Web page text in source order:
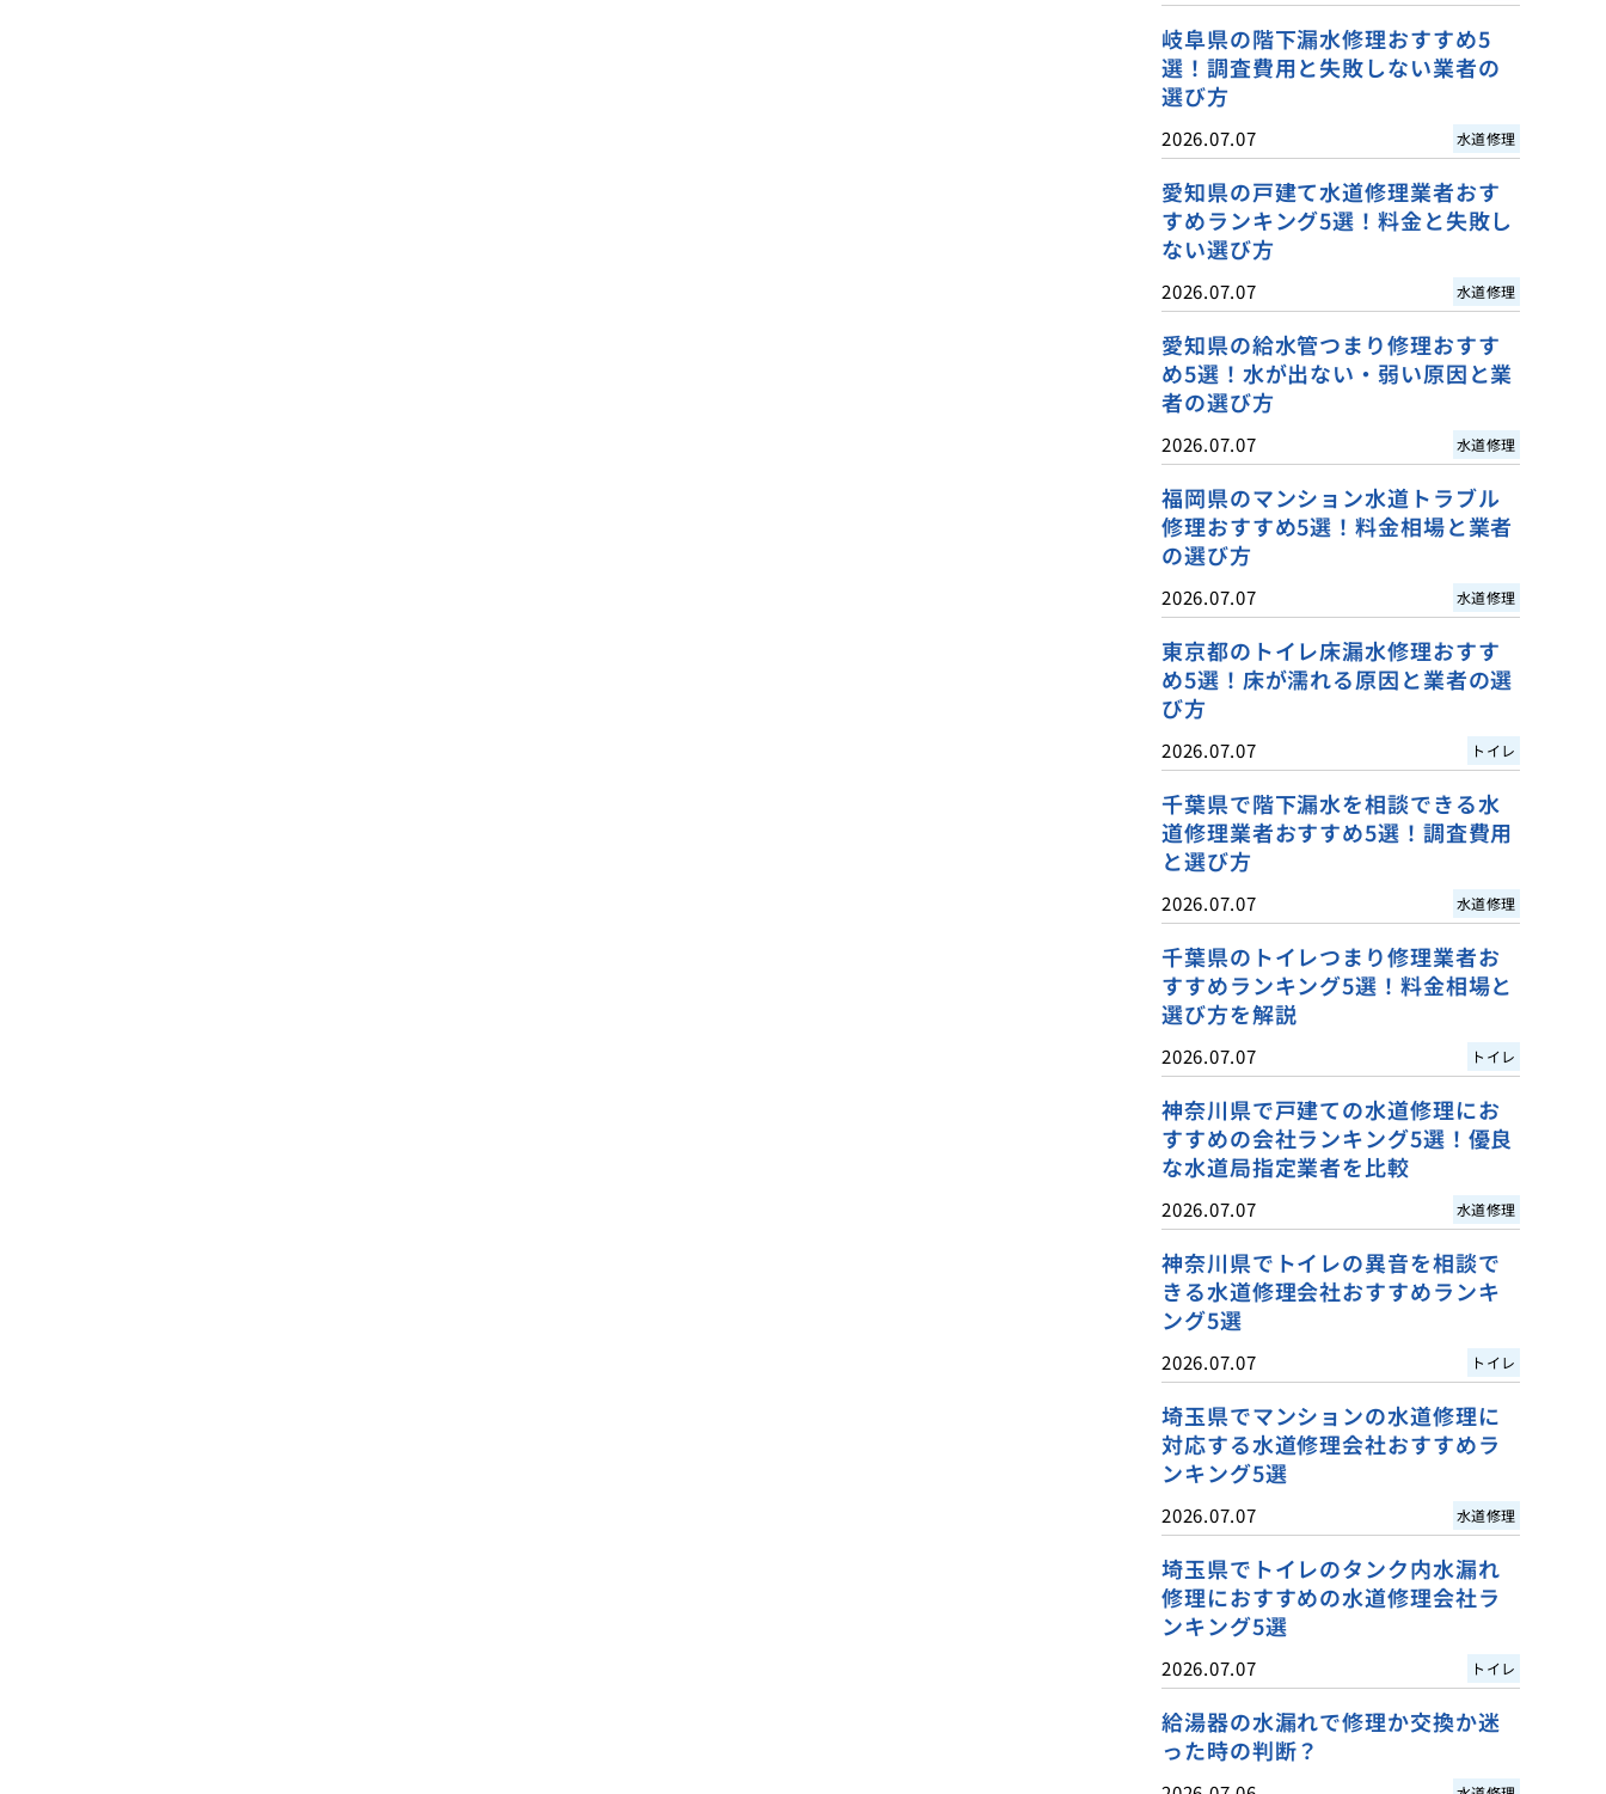
岐阜県の階下漏水修理おすすめ5
選！調査費用と失敗しない業者の
選び方
2026.07.07 水道修理
愛知県の戸建て水道修理業者おす
すめランキング5選！料金と失敗し
ない選び方
2026.07.07 水道修理
愛知県の給水管つまり修理おすす
め5選！水が出ない・弱い原因と業
者の選び方
2026.07.07 水道修理
福岡県のマンション水道トラブル
修理おすすめ5選！料金相場と業者
の選び方
2026.07.07 水道修理
東京都のトイレ床漏水修理おすす
め5選！床が濡れる原因と業者の選
び方
2026.07.07 トイレ
千葉県で階下漏水を相談できる水
道修理業者おすすめ5選！調査費用
と選び方
2026.07.07 水道修理
千葉県のトイレつまり修理業者お
すすめランキング5選！料金相場と
選び方を解説
2026.07.07 トイレ
神奈川県で戸建ての水道修理にお
すすめの会社ランキング5選！優良
な水道局指定業者を比較
2026.07.07 水道修理
神奈川県でトイレの異音を相談で
きる水道修理会社おすすめランキ
ング5選
2026.07.07 トイレ
埼玉県でマンションの水道修理に
対応する水道修理会社おすすめラ
ンキング5選
2026.07.07 水道修理
埼玉県でトイレのタンク内水漏れ
修理におすすめの水道修理会社ラ
ンキング5選
2026.07.07 トイレ
給湯器の水漏れで修理か交換か迷
った時の判断？